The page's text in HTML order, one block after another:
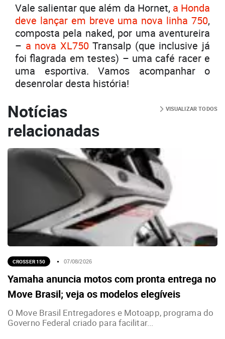
Vale salientar que além da Hornet, a Honda
deve lançar em breve uma nova linha 750,
composta pela naked, por uma aventureira
– a nova XL750Transalp (que inclusive já
foi flagrada em testes) – uma café racer e
uma esportiva. Vamos acompanhar o
desenrolar desta história!
Notícias
relacionadas
VISUALIZAR TODOS
CROSSER 150 07/08/2026
Yamaha anuncia motos com pronta entrega no
Move Brasil; veja os modelos elegíveis
O Move Brasil Entregadores e Motoapp, programa do
Governo Federal criado para facilitar...